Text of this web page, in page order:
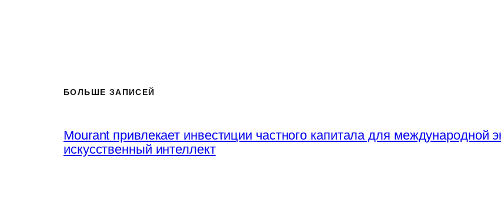
БОЛЬШЕ ЗАПИСЕЙ
Mourant привлекает инвестиции частного капитала для международной
искусственный интеллект